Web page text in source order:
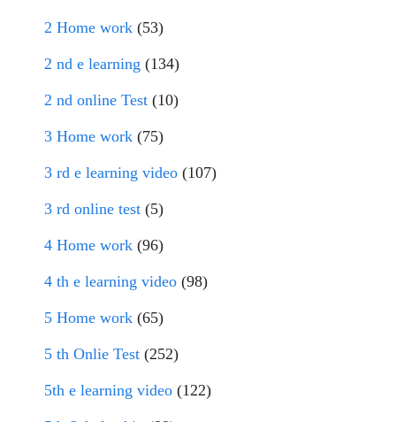
2 Home work (53)
2 nd e learning (134)
2 nd online Test (10)
3 Home work (75)
3 rd e learning video (107)
3 rd online test (5)
4 Home work (96)
4 th e learning video (98)
5 Home work (65)
5 th Onlie Test (252)
5th e learning video (122)